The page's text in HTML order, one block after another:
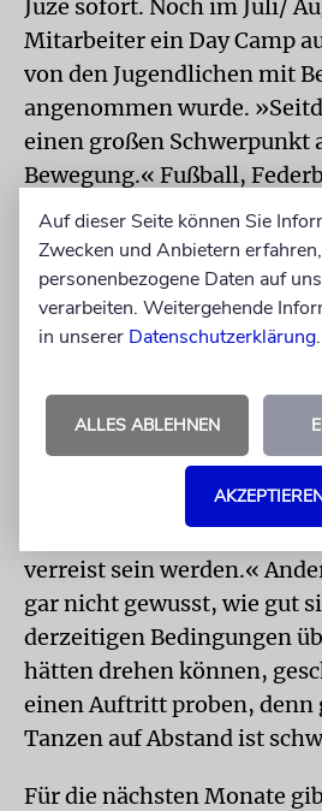
Juze sofort. Noch im Juli/
Mitarbeiter ein Day Camp
von den Jugendlichen mit
angenommen wurde.
einen großen Schwerpunkt
Bewegung.« Fußball,
und Schnitzeljagden mit
bieten sie gerne an, ebenso
Basteln. Auch sie hat
mehr Kinder als vor der
Jugendzentrum kommen.
Für die Hamburger sei der
der Jewrovision 2022 nicht
ausgerechnet zu diesem
Mai-Ferien. »Viele Kinder
mitgeteilt, dass sie dann
verreist sein werden.«
gar nicht gewusst, wie gut
derzeitigen Bedingungen
hätten drehen können,
einen Auftritt proben, denn
Tanzen auf Abstand ist
Für die nächsten Monate
Auf dieser Seite können Sie
Zwecken und Anbietern
personenbezogene Daten auf
verarbeiten. Weitergehende
in unserer Datenschutzerklärung.
ALLES ABLEHNEN